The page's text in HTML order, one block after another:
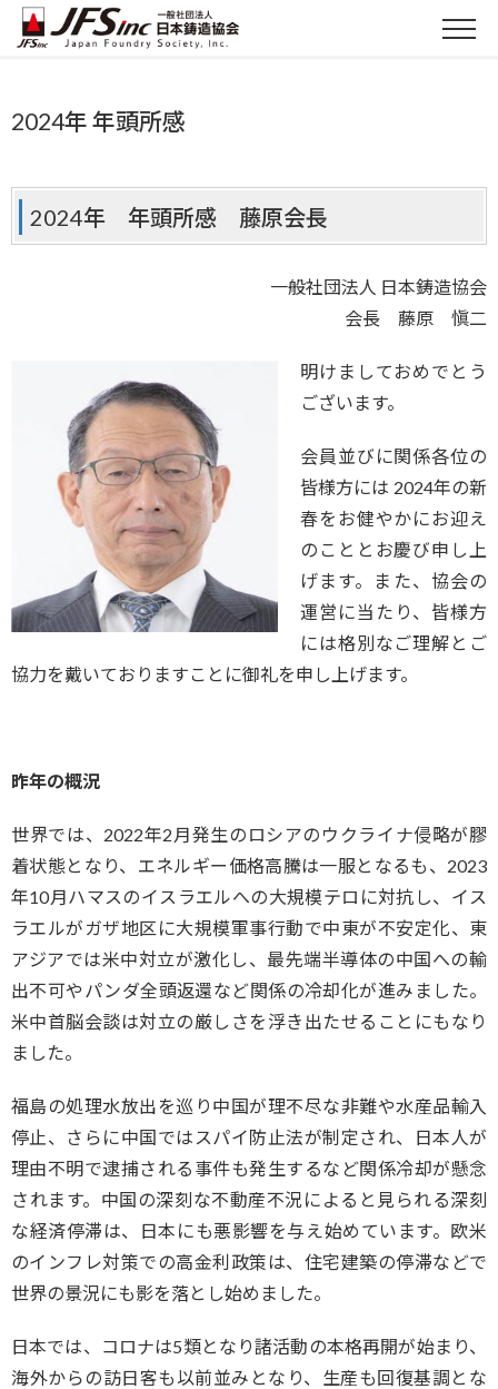
2024年 年頭所感
2024年 年頭所感 藤原会長
一般社団法人 日本鋳造協会
会長 藤原 愼二
明けましておめでとう
ございます。
会員並びに関係各位の
皆様方には 2024年の新
春をお健やかにお迎え
のこととお慶び申し上
げます。また、協会の
運営に当たり、皆様方
には格別なご理解とご
協力を戴いておりますことに御礼を申し上げます。
昨年の概況
世界では、2022年2月発生のロシアのウクライナ侵略が膠
着状態となり、エネルギー価格高騰は一服となるも、2023
年10月ハマスのイスラエルへの大規模テロに対抗し、イス
ラエルがガザ地区に大規模軍事行動で中東が不安定化、東
アジアでは米中対立が激化し、最先端半導体の中国への輸
出不可やパンダ全頭返還など関係の冷却化が進みました。
米中首脳会談は対立の厳しさを浮き出たせることにもなり
ました。
福島の処理水放出を巡り中国が理不尽な非難や水産品輸入
停止、さらに中国ではスパイ防止法が制定され、日本人が
理由不明で逮捕される事件も発生するなど関係冷却が懸念
されます。中国の深刻な不動産不況によると見られる深刻
な経済停滞は、日本にも悪影響を与え始めています。欧米
のインフレ対策での高金利政策は、住宅建築の停滞などで
世界の景況にも影を落とし始めました。
日本では、コロナは5類となり諸活動の本格再開が始まり、
海外からの訪日客も以前並みとなり、生産も回復基調とな